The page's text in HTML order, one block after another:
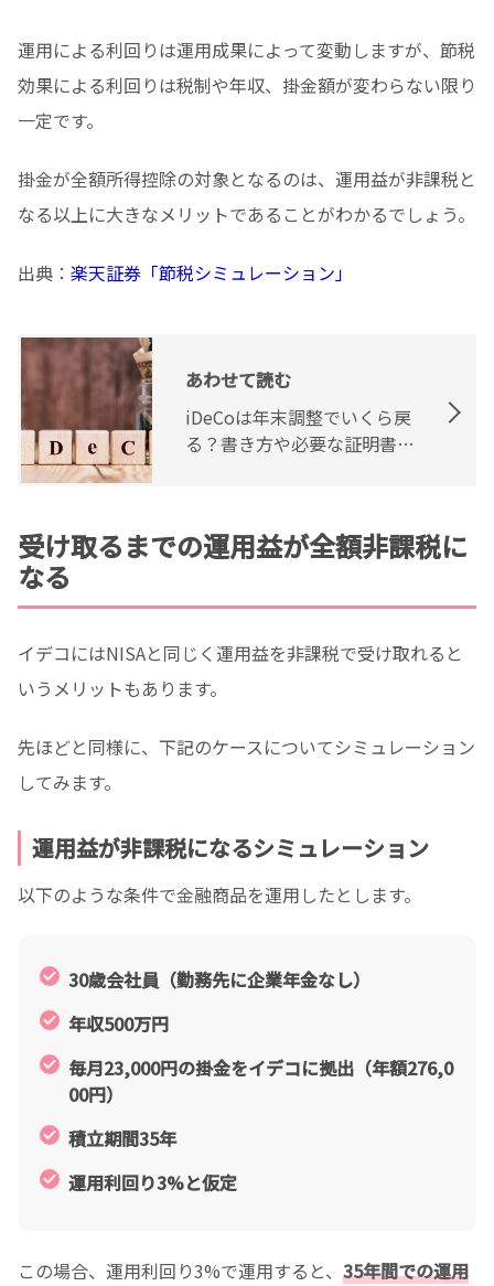
運用による利回りは運用成果によって変動しますが、節税
効果による利回りは税制や年収、掛金額が変わらない限り
一定です。
掛金が全額所得控除の対象となるのは、運用益が非課税と
なる以上に大きなメリットであることがわかるでしょう。
出典： 楽天証券「節税シミュレーション」
あわせて読む
iDeCoは年末調整でいくら戻
る？書き方や必要な証明書に
受け取るまでの運用益が全額非課税に
なる
イデコにはNISAと同じく運用益を非課税で受け取れると
いうメリットもあります。
先ほどと同様に、下記のケースについてシミュレーション
してみます。
運用益が非課税になるシミュレーション
以下のような条件で金融商品を運用したとします。
30歳会社員（勤務先に企業年金なし）
年収500万円
毎月23,000円の掛金をイデコに拠出（年額276,0
00円）
積立期間35年
運用利回り3%と仮定
この場合、運用利回り3%で運用すると、 35年間での運用